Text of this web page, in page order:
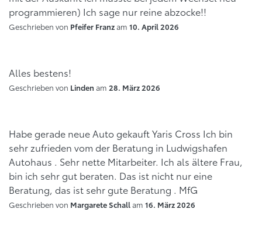
programmieren) Ich sage nur reine abzocke!!
Geschrieben von Pfeifer Franzam 10. April 2026
Alles bestens!
Geschrieben von Linden am 28. März 2026
Habe gerade neue Auto gekauft Yaris Cross Ich bin
sehr zufrieden vom der Beratung in Ludwigshafen
Autohaus . Sehr nette Mitarbeiter. Ich als ältere Frau,
bin ich sehr gut beraten. Das ist nicht nur eine
Beratung, das ist sehr gute Beratung . MfG
Geschrieben von Margarete Schallam 16. März 2026